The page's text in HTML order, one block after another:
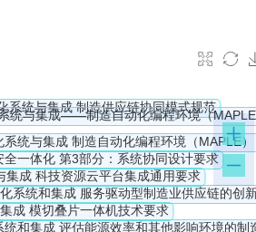
for use by stakeholders who are
It focuses on simulation activities
3[27].